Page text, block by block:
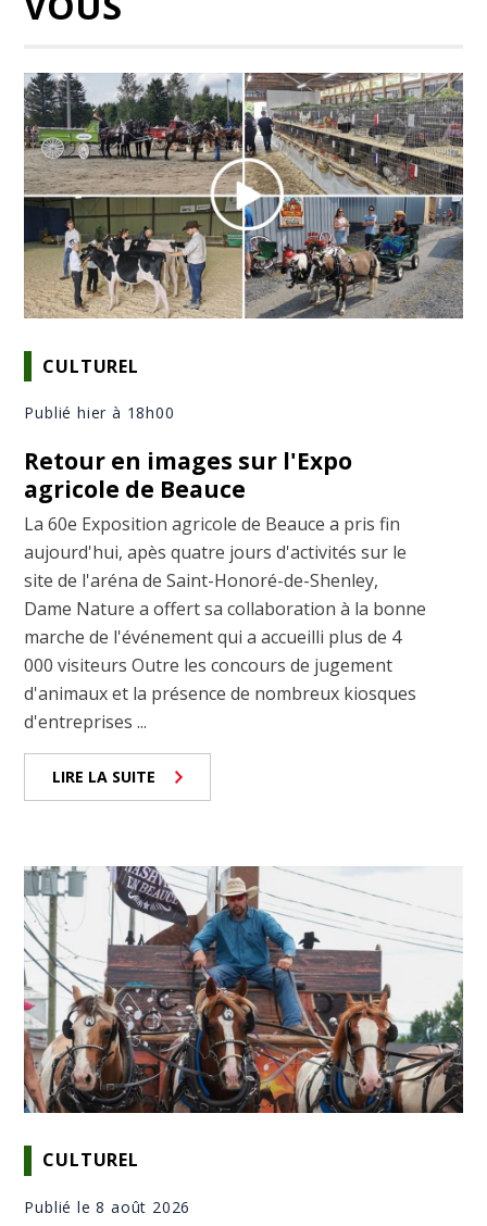
CULTUREL
Publié hier à 18h00
Retour en images sur l'Expo
agricole de Beauce
La 60e Exposition agricole de Beauce a pris fin
aujourd'hui, apès quatre jours d'activités sur le
site de l'aréna de Saint-Honoré-de-Shenley,
Dame Nature a offert sa collaboration à la bonne
marche de l'événement qui a accueilli plus de 4
000 visiteurs Outre les concours de jugement
d'animaux et la présence de nombreux kiosques
d'entreprises ...
LIRE LA SUITE
CULTUREL
Publié le 8 août 2026